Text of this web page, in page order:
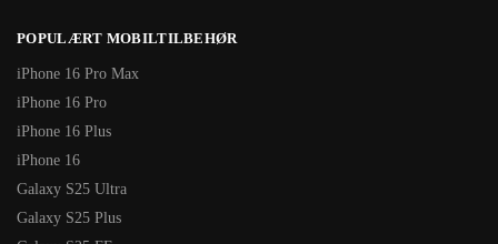
POPULÆRT MOBILTILBEHØR
iPhone 16 Pro Max
iPhone 16 Pro
iPhone 16 Plus
iPhone 16
Galaxy S25 Ultra
Galaxy S25 Plus